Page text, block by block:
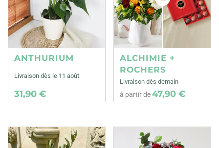
ANTHURIUM
Livraison dès le 11 août
31,90 €
ALCHIMIE +
ROCHERS
Livraison dès demain
à partir de47,90 €